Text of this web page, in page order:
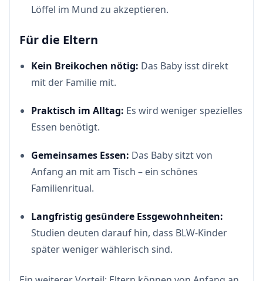
Löffel im Mund zu akzeptieren.
Für die Eltern
Kein Breikochen nötig: Das Baby isst direkt
mit der Familie mit.
Praktisch im Alltag: Es wird weniger spezielles
Essen benötigt.
Gemeinsames Essen: Das Baby sitzt von
Anfang an mit am Tisch – ein schönes
Familienritual.
Langfristig gesündere Essgewohnheiten:
Studien deuten darauf hin, dass BLW-Kinder
später weniger wählerisch sind.